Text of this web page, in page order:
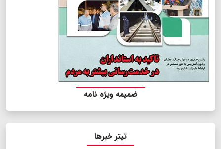
ضمیمه ویژه نامه
تیتر خبرها